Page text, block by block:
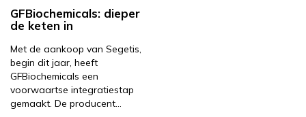
GFBiochemicals: dieper
de keten in
Met de aankoop van Segetis,
begin dit jaar, heeft
GFBiochemicals een
voorwaartse integratiestap
gemaakt. De producent…